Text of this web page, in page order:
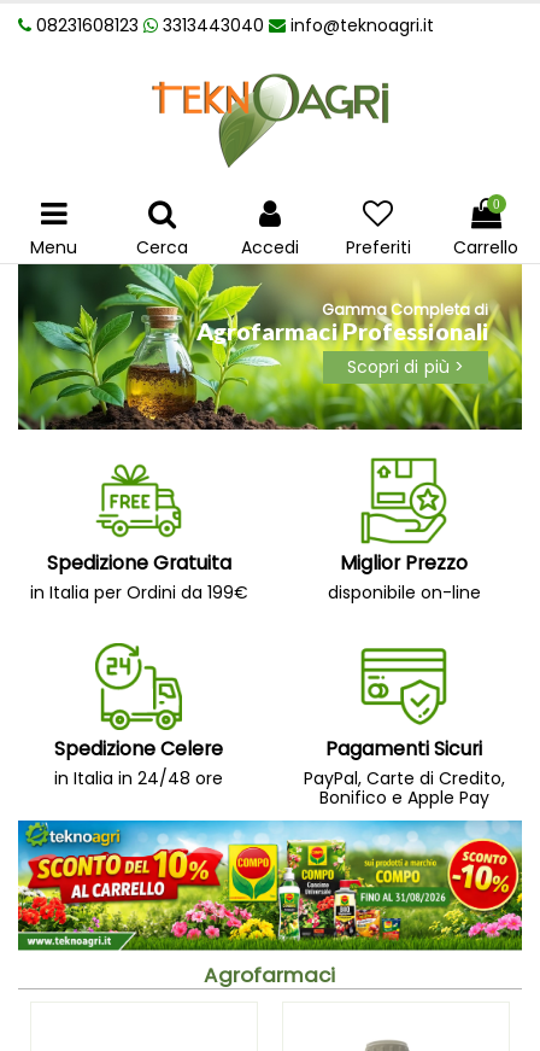
08231608123 3313443040 info@teknoagri.it
Menu Cerca Accedi Preferiti
0
Carrello
Gamma Completa di
Agrofarmaci Professionali
Scopri di più >
Spedizione Gratuita
in Italia per Ordini da 199€
Miglior Prezzo
disponibile on-line
Spedizione Celere
in Italia in 24/48 ore
Pagamenti Sicuri
PayPal, Carte di Credito,
Bonifico e Apple Pay
Agrofarmaci